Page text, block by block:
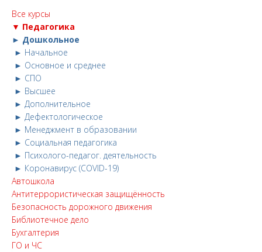
Все курсы
▼ Педагогика
► Дошкольное
► Начальное
► Основное и среднее
► СПО
► Высшее
► Дополнительное
► Дефектологическое
► Менеджмент в образовании
► Социальная педагогика
► Психолого-педагог. деятельность
► Коронавирус (COVID-19)
Автошкола
Антитеррористическая защищённость
Безопасность дорожного движения
Библиотечное дело
Бухгалтерия
ГО и ЧС